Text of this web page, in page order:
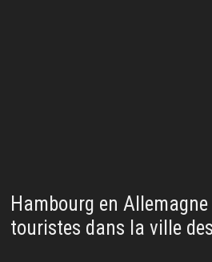
Hambourg en
touristes dans la ville